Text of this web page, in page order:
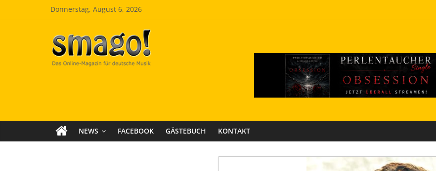
Donnerstag, August 6, 2026
Smago
SchlagerMAGazinOnline
NEWS FACEBOOK GÄSTEBUCH KONTAKT